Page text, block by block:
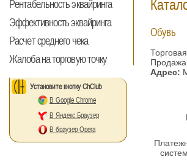
Рентабельность эквайринга
Эффективность эквайринга
Расчет среднего чека
Жалоба на торговую точку
Установите кнопку ChClub
В Google Chrome
В Яндекс.Браузер
В браузер Opera
Обувь
Продажа
Адрес: